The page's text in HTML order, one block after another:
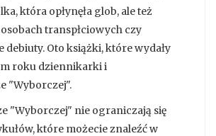
która opłynęła glob, ale też
transpłciowych czy
debiuty. Oto książki, które wydały
roku dziennikarki i
"Wyborczej".
"Wyborczej" nie ograniczają się
które możecie znaleźć w